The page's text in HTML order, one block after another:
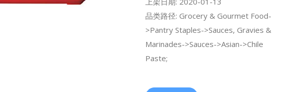
品类路径: Grocery & Gourmet Food-
>Pantry Staples->Sauces, Gravies &
Marinades->Sauces->Asian->Chile
Paste;